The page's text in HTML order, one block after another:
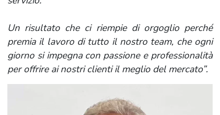
Un risultato che ci riempie di orgoglio perché
premia il lavoro di tutto il nostro team, che ogni
giorno si impegna con passione e professionalità
per offrire ai nostri clienti il meglio del mercato”.